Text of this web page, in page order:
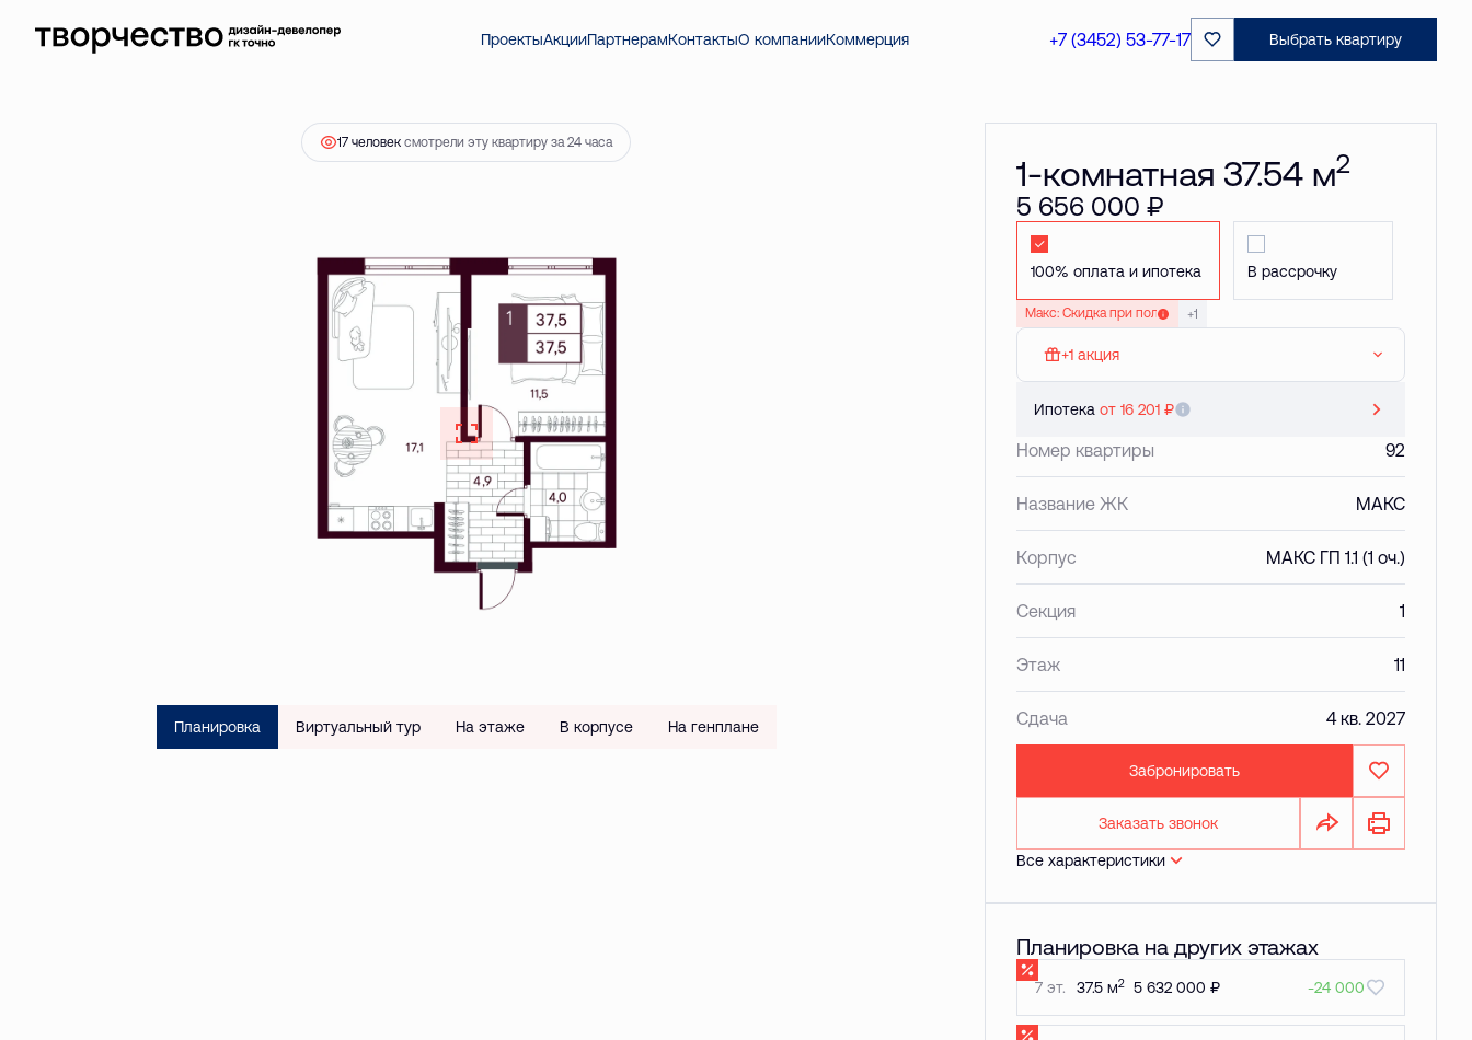
ПроектыАкцииПартнерамКонтактыО компанииКоммерция +7 (3452) 53-77-17 Выбрать квартиру
1-комнатная37.54 м2 5 656 000 ₽ от 16 201 ₽ Забронировать
17 человек смотрели эту квартиру за 24 часа
Планировка Виртуальный тур На этаже В корпусе На генплане
1-комнатная 37.54 м2
5 656 000 ₽
Стандартная Стандартная
Макс: Скидка при полной оплате до 20 %
+1
+1 акция
Ипотека от 16 201 ₽
Номер квартиры 92
Название ЖК МАКС
Корпус МАКС ГП 1.1 (1 оч.)
Секция 1
Этаж 11
Сдача 4 кв. 2027
Забронировать
Заказать звонок
Все характеристики
Планировка на других этажах
7 эт. 37.5 м2 5 632 000 ₽ -24 000